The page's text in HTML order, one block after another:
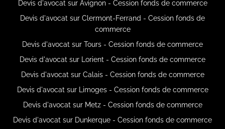
Devis d'avocat sur Avignon - Cession fonds de commerce
Devis d'avocat sur Clermont-Ferrand - Cession fonds de
commerce
Devis d'avocat sur Tours - Cession fonds de commerce
Devis d'avocat sur Lorient - Cession fonds de commerce
Devis d'avocat sur Calais - Cession fonds de commerce
Devis d'avocat sur Limoges - Cession fonds de commerce
Devis d'avocat sur Metz - Cession fonds de commerce
Devis d'avocat sur Dunkerque - Cession fonds de commerce